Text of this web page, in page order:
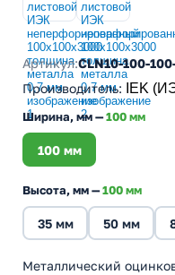
Артикул:CLN10-100-
Производитель: IEK
Ширина, мм —100 мм
100 мм
Высота, мм —100 мм
35 мм 50 мм
Металлический